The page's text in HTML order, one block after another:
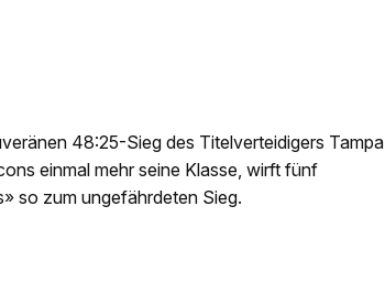
48:25-Sieg des Titelverteidigers Tampa
einmal mehr seine Klasse, wirft fünf
so zum ungefährdeten Sieg.